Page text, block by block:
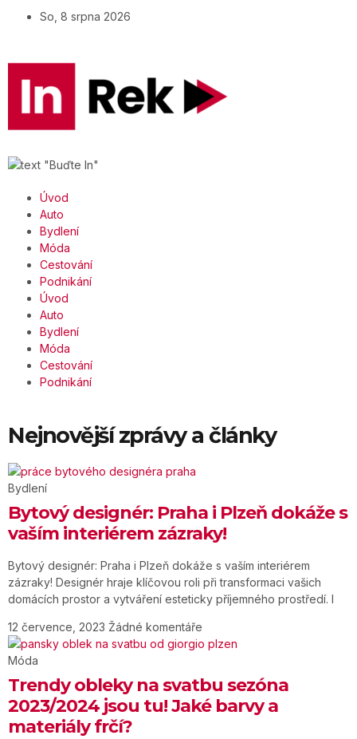
So, 8 srpna 2026
Úvod
Auto
Bydlení
Móda
Cestování
Podnikání
Úvod
Auto
Bydlení
Móda
Cestování
Podnikání
Nejnovější zprávy a články
Bydlení
Bytový designér: Praha i Plzeň dokáže s
vaším interiérem zázraky!
Bytový designér: Praha i Plzeň dokáže s vaším interiérem
zázraky! Designér hraje klíčovou roli při transformaci vašich
domácích prostor a vytváření esteticky příjemného prostředí. I
12 července, 2023 Žádné komentáře
Móda
Trendy obleky na svatbu sezóna
2023/2024 jsou tu! Jaké barvy a
materiály frčí?